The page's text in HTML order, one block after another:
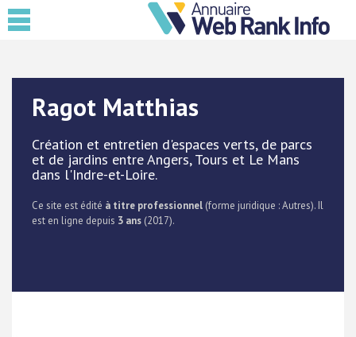
Ragot Matthias
Création et entretien d'espaces verts, de parcs
et de jardins entre Angers, Tours et Le Mans
dans l'Indre-et-Loire.
Ce site est édité à titre professionnel (forme juridique : Autres). Il
est en ligne depuis 3 ans (2017).